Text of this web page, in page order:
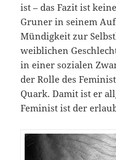
ist – das Fazit ist
Gruner in seinem
Mündigkeit zur
weiblichen
in einer sozialen
der Rolle des
Quark. Damit ist er
Feminist ist der